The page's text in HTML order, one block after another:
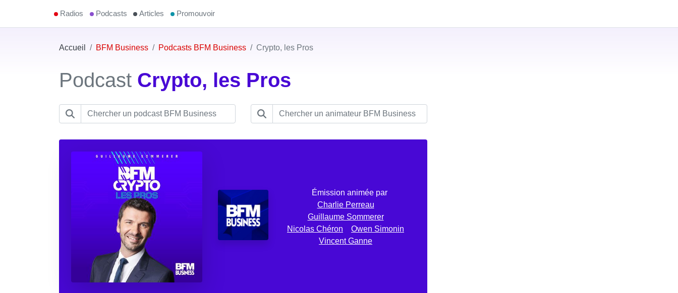
Radios Podcasts Articles Promouvoir
Accueil BFM Business Podcasts BFM Business Crypto, les Pros
Podcast Crypto, les Pros
Émission animée par
Charlie Perreau
Guillaume Sommerer
Nicolas Chéron
Owen Simonin
Vincent Ganne